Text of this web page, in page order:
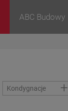
ABC Budowy
Kondygnacje
+